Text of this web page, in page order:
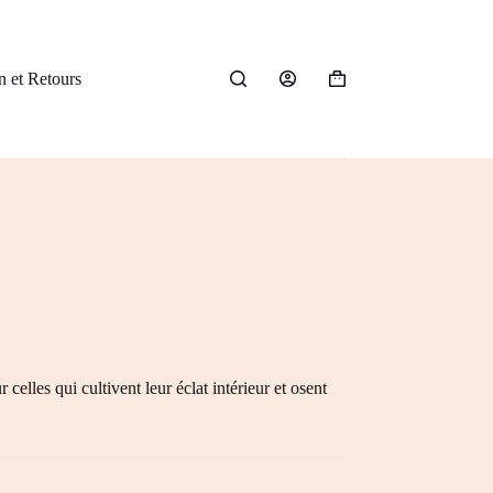
et Retours
Panier
celles qui cultivent leur éclat intérieur et osent